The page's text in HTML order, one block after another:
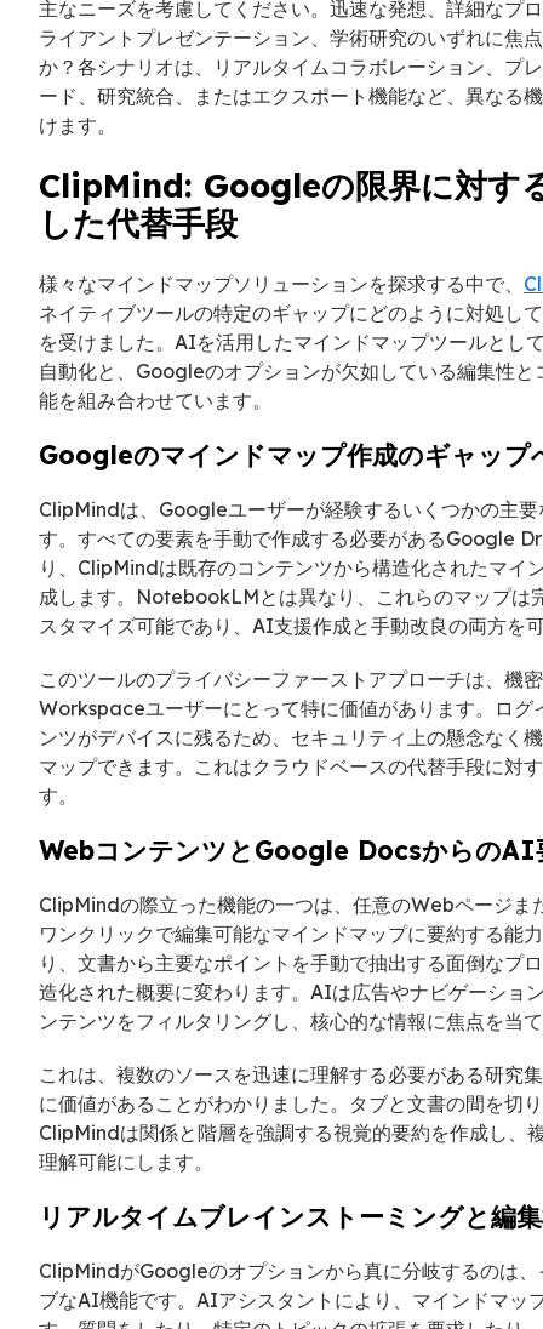
主なニーズを考慮してください。迅速な発想、詳細なプ
ライアントプレゼンテーション、学術研究のいずれに焦
か？各シナリオは、リアルタイムコラボレーション、プ
ード、研究統合、またはエクスポート機能など、異なる
けます。
ClipMind: Googleの限界に対す
した代替手段
様々なマインドマップソリューションを探求する中で、
ネイティブツールの特定のギャップにどのように対処し
を受けました。AIを活用したマインドマップツールと
自動化と、Googleのオプションが欠如している編集性と
能を組み合わせています。
Googleのマインドマップ作成のギャップ
ClipMindは、Googleユーザーが経験するいくつかの主
す。すべての要素を手動で作成する必要があるGoogle
り、ClipMindは既存のコンテンツから構造化されたマイ
成します。NotebookLMとは異なり、これらのマップは
スタマイズ可能であり、AI支援作成と手動改良の両方を
このツールのプライバシーファーストアプローチは、機
Workspaceユーザーにとって特に価値があります。ログ
ンツがデバイスに残るため、セキュリティ上の懸念なく
マップできます。これはクラウドベースの代替手段に対
す。
WebコンテンツとGoogle DocsからのAI
ClipMindの際立った機能の一つは、任意のWebページ
ワンクリックで編集可能なマインドマップに要約する能
り、文書から主要なポイントを手動で抽出する面倒なプ
造化された概要に変わります。AIは広告やナビゲーショ
ンテンツをフィルタリングし、核心的な情報に焦点を当
これは、複数のソースを迅速に理解する必要がある研究
に価値があることがわかりました。タブと文書の間を切
ClipMindは関係と階層を強調する視覚的要約を作成し、
理解可能にします。
リアルタイムブレインストーミングと編
ClipMindがGoogleのオプションから真に分岐するのは
ブなAI機能です。AIアシスタントにより、マインドマッ